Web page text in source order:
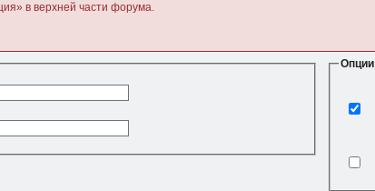
в верхней части форума.
Опции